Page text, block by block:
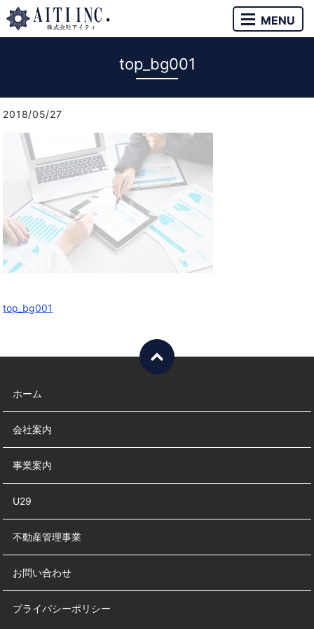
MENU
top_bg001
2018/05/27
top_bg001
ホーム
会社案内
事業案内
U29
不動産管理事業
お問い合わせ
プライバシーポリシー